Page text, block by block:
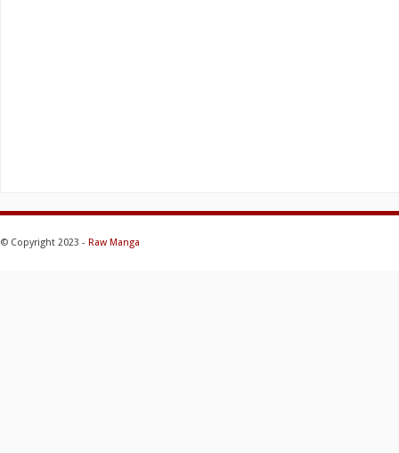
© Copyright 2023 - Raw Manga